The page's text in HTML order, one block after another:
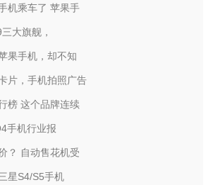
机乘车了 苹果手
大旗舰，
果手机，却不知
片，手机拍照广告
榜 这个品牌连续
手机行业报
？ 自动售花机受
星S4/S5手机